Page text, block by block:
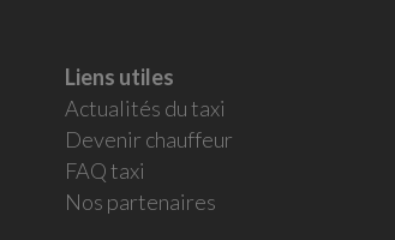
Liens utiles
Actualités du taxi
Devenir chauffeur
FAQ taxi
Nos partenaires